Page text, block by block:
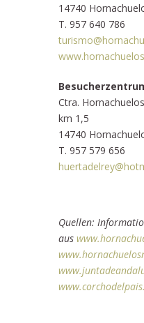
14740
T. 957 640 786
Ctra.
km 1,5
14740
T. 957 579 656
Quellen:
aus